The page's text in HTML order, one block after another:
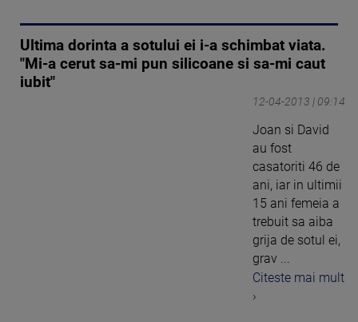
Ultima dorinta a sotului ei i-a schimbat viata.
"Mi-a cerut sa-mi pun silicoane si sa-mi caut
iubit"
12-04-2013 | 09:14
Joan si David
au fost
casatoriti 46 de
ani, iar in ultimii
15 ani femeia a
trebuit sa aiba
grija de sotul ei,
grav ...
Citeste mai mult
›